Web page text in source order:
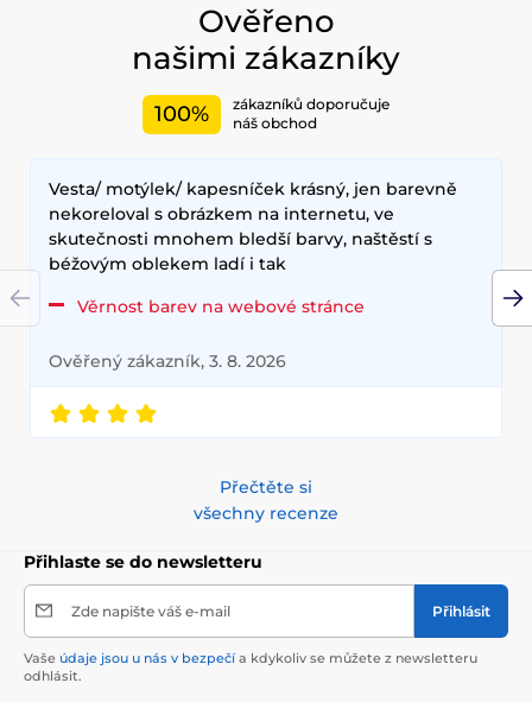
Ověřeno
našimi zákazníky
100%
zákazníků doporučuje
náš obchod
Vesta/ motýlek/ kapesníček krásný, jen barevně
nekoreloval s obrázkem na internetu, ve
skutečnosti mnohem bledší barvy, naštěstí s
béžovým oblekem ladí i tak
Věrnost barev na webové stránce
Ověřený zákazník, 3. 8. 2026
Přečtěte si
všechny recenze
Přihlaste se do newsletteru
Zde napište váš e-mail Přihlásit
Vaše údaje jsou u nás v bezpečí a kdykoliv se můžete z newsletteru
odhlásit.